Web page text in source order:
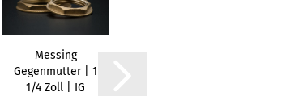
Messing
Gegenmutter | 1
1/4 Zoll | IG